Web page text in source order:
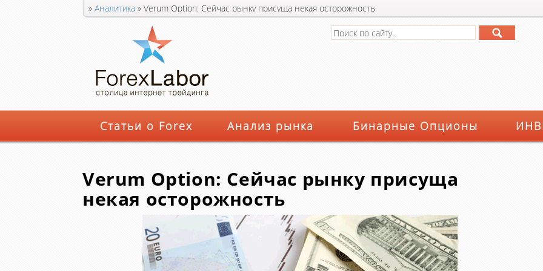
» Аналитика » Verum Option: Сейчас рынку присуща некая осторожность
Статьи о Forex Анализ рынка Бинарные Опционы
Verum Option: Сейчас рынку присуща
некая осторожность